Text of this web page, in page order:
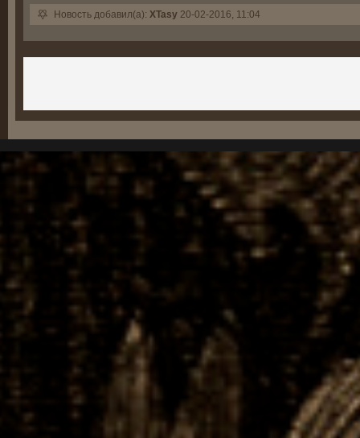
Новость добавил(а): XTasy 20-02-2016, 11:04